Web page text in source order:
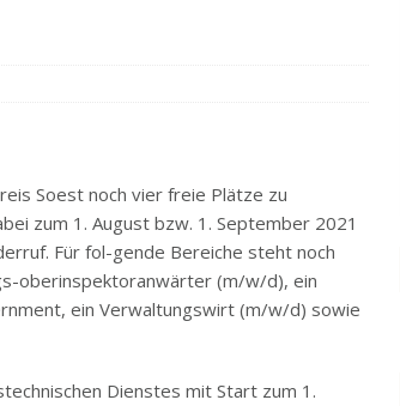
Soest noch vier freie Plätze zu
zum 1. August bzw. 1. September 2021
Für fol-gende Bereiche steht noch
oberinspektoranwärter (m/w/d), ein
ein Verwaltungswirt (m/w/d) sowie
Dienstes mit Start zum 1.